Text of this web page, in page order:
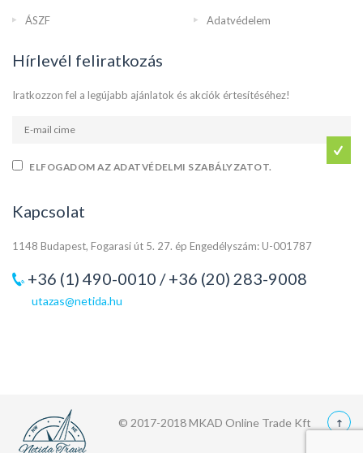
ÁSZF Adatvédelem
Hírlevél feliratkozás
Iratkozzon fel a legújabb ajánlatok és akciók értesítéséhez!
ELFOGADOM AZ ADATVÉDELMI SZABÁLYZATOT.
Kapcsolat
1148 Budapest, Fogarasi út 5. 27. ép Engedélyszám: U-001787
+36 (1) 490-0010 / +36 (20) 283-9008
utazas@netida.hu
© 2017-2018 MKAD Online Trade Kft